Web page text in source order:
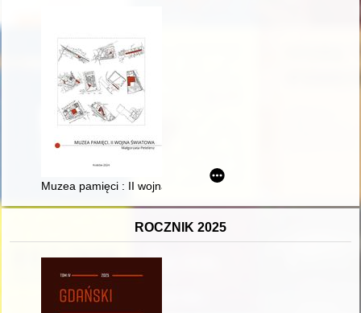
Muzea pamięci : II wojna światowa
ROCZNIK 2025